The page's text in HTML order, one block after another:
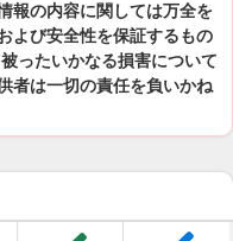
報の内容に関しては万全を
よび安全性を保証するもの
ったいかなる損害について
者は一切の責任を負いかね